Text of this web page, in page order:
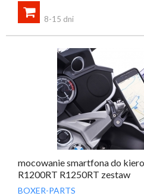

8-15 dni
mocowanie smartfona do
R1200RT R1250RT zestaw
BOXER-PARTS